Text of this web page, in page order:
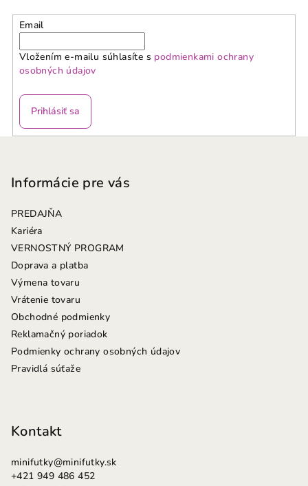
Email
Vložením e-mailu súhlasíte s podmienkami ochrany
osobných údajov
Prihlásiť sa
Informácie pre vás
PREDAJŇA
Kariéra
VERNOSTNÝ PROGRAM
Doprava a platba
Výmena tovaru
Vrátenie tovaru
Obchodné podmienky
Reklamačný poriadok
Podmienky ochrany osobných údajov
Pravidlá súťaže
Kontakt
minifutky@minifutky.sk
+421 949 486 452